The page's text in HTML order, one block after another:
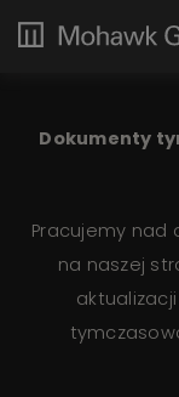
Dokumenty
Pracujemy nad
na naszej